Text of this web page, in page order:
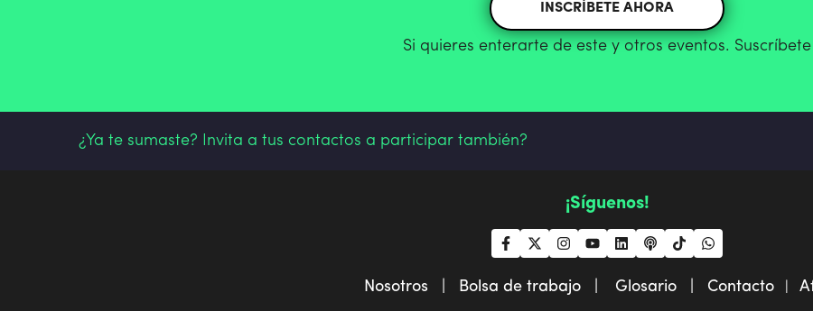
INSCRÍBETE AHORA
Si quieres enterarte de este y otros eventos. Suscríbete
¿Ya te sumaste? Invita a tus contactos a participar también?
¡Síguenos!
Nosotros | Bolsa de trabajo | Glosario | Contacto|